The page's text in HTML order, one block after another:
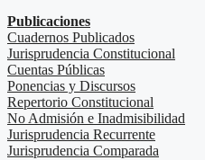
Publicaciones
Cuadernos Publicados
Jurisprudencia Constitucional
Cuentas Públicas
Ponencias y Discursos
Repertorio Constitucional
No Admisión e Inadmisibilidad
Jurisprudencia Recurrente
Jurisprudencia Comparada